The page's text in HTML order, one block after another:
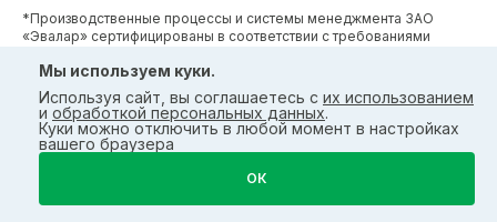
*Производственные процессы и системы менеджмента ЗАО
«Эвалар» сертифицированы в соответствии с требованиями
Мы используем куки.
Используя сайт, вы соглашаетесь с их использованием
и обработкой персональных данных.
Куки можно отключить в любой момент в настройках
вашего браузера
ОК